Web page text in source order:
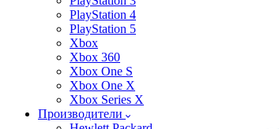
PlayStation 4
PlayStation 5
Xbox
Xbox 360
Xbox One S
Xbox One X
Xbox Series X
Производители